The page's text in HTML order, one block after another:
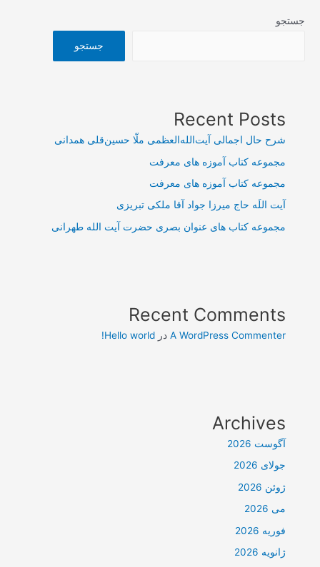
جستجو
جستجو
Recent Posts
شرح حال اجمالی آیت‌الله‌العظمی ملّا حسین‌قلی همدانی
مجموعه کتاب آموزه های معرفت
مجموعه کتاب آموزه های معرفت
آیت اللَه حاج میرزا جواد آقا ملکی تبریزی
مجموعه کتاب های عنوان بصری حضرت آیت الله طهرانی
Recent Comments
A WordPress Commenter درHello world!
Archives
آگوست 2026
جولای 2026
ژوئن 2026
می 2026
فوریه 2026
ژانویه 2026